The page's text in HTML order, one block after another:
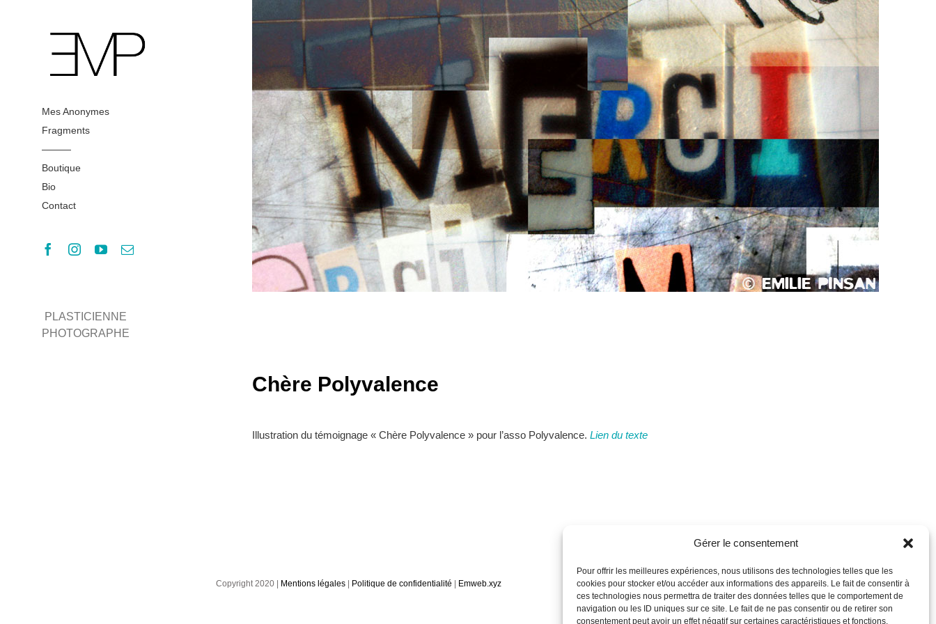
Gérer le consentement
Pour offrir les meilleures expériences, nous utilisons des technologies telles que les
cookies pour stocker et/ou accéder aux informations des appareils. Le fait de consentir à
ces technologies nous permettra de traiter des données telles que le comportement de
navigation ou les ID uniques sur ce site. Le fait de ne pas consentir ou de retirer son
consentement peut avoir un effet négatif sur certaines caractéristiques et fonctions.
Mes Anonymes
Fragments
———
Boutique
Bio
Contact
FacebookInstagram
YouTubeEmail
PLASTICIENNE
PHOTOGRAPHE
Chère Polyvalence
Illustration du témoignage « Chère Polyvalence » pour l’asso Polyvalence. Lien du texte
Copyright 2020 | Mentions légales | Politique de confidentialité | Emweb.xyz FacebookInstagramYouTubeEmail